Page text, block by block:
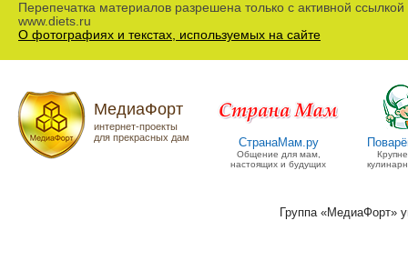
Перепечатка материалов разрешена только с активной ссылкой
www.diets.ru
О фотографиях и текстах, используемых на сайте
МедиаФорт
интернет-проекты
для прекрасных дам
СтранаМам.ру
Общение для мам,
настоящих и будущих
Группа «МедиаФорт»